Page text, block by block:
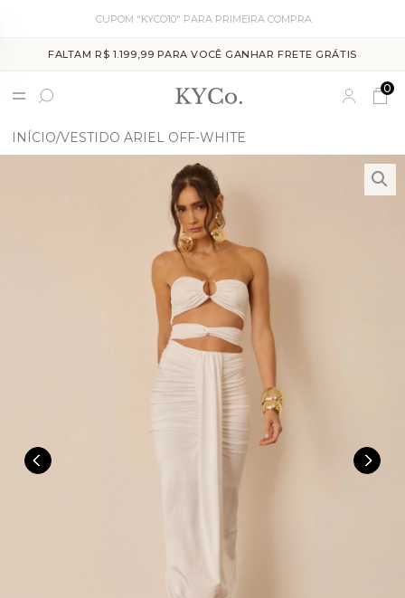
CUPOM "KYCO10" PARA PRIMEIRA COMPRA
FALTAM R$ 1.199,99 PARA VOCÊ GANHAR FRETE GRÁTIS
0
INÍCIO VESTIDO ARIEL OFF-WHITE